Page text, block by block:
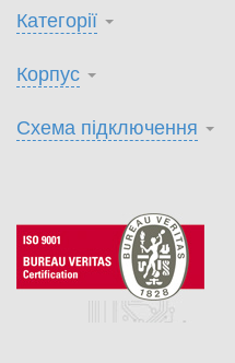
Категорії
Корпус
Схема підключення